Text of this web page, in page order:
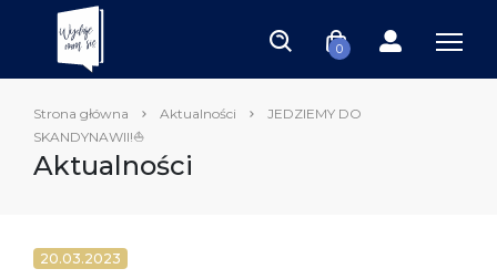
0
Strona główna Aktualności
JEDZIEMY DO
SKANDYNAWII!⛵️
Aktualności
20.03.2023